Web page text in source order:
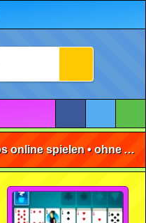
Xmas Match 3 Spiele kostenlos online spielen • ohne Anmeldung 🕹️